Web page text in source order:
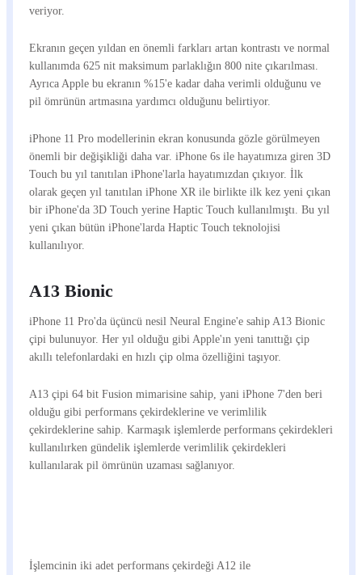
veriyor.
Ekranın geçen yıldan en önemli farkları artan kontrastı ve normal
kullanımda 625 nit maksimum parlaklığın 800 nite çıkarılması.
Ayrıca Apple bu ekranın %15'e kadar daha verimli olduğunu ve
pil ömrünün artmasına yardımcı olduğunu belirtiyor.
iPhone 11 Pro modellerinin ekran konusunda gözle görülmeyen
önemli bir değişikliği daha var. iPhone 6s ile hayatımıza giren 3D
Touch bu yıl tanıtılan iPhone'larla hayatımızdan çıkıyor. İlk
olarak geçen yıl tanıtılan iPhone XR ile birlikte ilk kez yeni çıkan
bir iPhone'da 3D Touch yerine Haptic Touch kullanılmıştı. Bu yıl
yeni çıkan bütün iPhone'larda Haptic Touch teknolojisi
kullanılıyor.
A13 Bionic
iPhone 11 Pro'da üçüncü nesil Neural Engine'e sahip A13 Bionic
çipi bulunuyor. Her yıl olduğu gibi Apple'ın yeni tanıttığı çip
akıllı telefonlardaki en hızlı çip olma özelliğini taşıyor.
A13 çipi 64 bit Fusion mimarisine sahip, yani iPhone 7'den beri
olduğu gibi performans çekirdeklerine ve verimlilik
çekirdeklerine sahip. Karmaşık işlemlerde performans çekirdekleri
kullanılırken gündelik işlemlerde verimlilik çekirdekleri
kullanılarak pil ömrünün uzaması sağlanıyor.
İşlemcinin iki adet performans çekirdeği A12 ile